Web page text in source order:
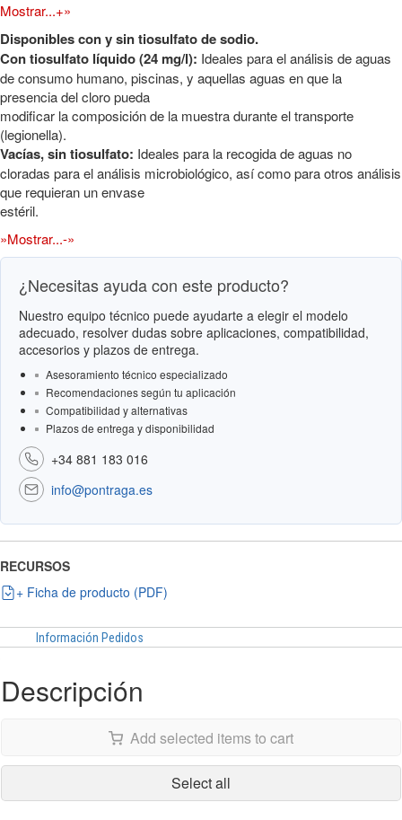
Mostrar...+»
Disponibles con y sin tiosulfato de sodio.
Con tiosulfato líquido (24 mg/l): Ideales para el análisis de aguas
de consumo humano, piscinas, y aquellas aguas en que la
presencia del cloro pueda
modificar la composición de la muestra durante el transporte
(legionella).
Vacías, sin tiosulfato: Ideales para la recogida de aguas no
cloradas para el análisis microbiológico, así como para otros análisis
que requieran un envase
estéril.
»Mostrar...-»
¿Necesitas ayuda con este producto?
Nuestro equipo técnico puede ayudarte a elegir el modelo
adecuado, resolver dudas sobre aplicaciones, compatibilidad,
accesorios y plazos de entrega.
Asesoramiento técnico especializado
Recomendaciones según tu aplicación
Compatibilidad y alternativas
Plazos de entrega y disponibilidad
+34 881 183 016
info@pontraga.es
RECURSOS
+ Ficha de producto (PDF)
Información Pedidos
Descripción
Add selected items to cart
Select all